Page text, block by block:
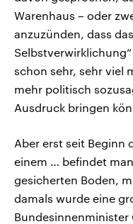
Warenhaus – oder
anzuzünden, dass
schon sehr, sehr viel
mehr politisch
Ausdruck bringen
Aber erst seit Beginn
einem … befindet
gesicherten Boden,
damals wurde eine
Bundesinnenminister